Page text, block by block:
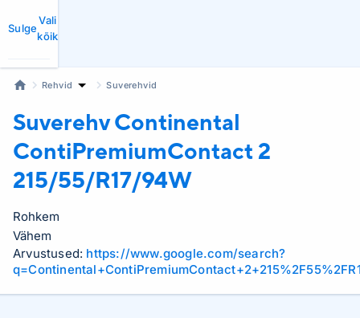
Sulge
Vali
kõik
Rehvid Suverehvid
Suverehv Continental
ContiPremiumContact 2
215/55/R17/94W
Rohkem
Vähem
Arvustused: https://www.google.com/search?